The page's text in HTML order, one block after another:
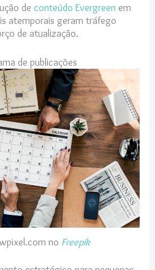
deconteúdo Evergreen em
atemporais geram tráfego
de atualização.
de publicações
no Freepik